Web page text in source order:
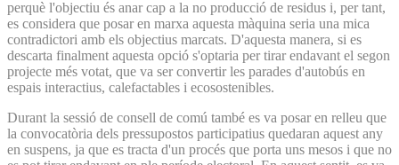
perquè l'objectiu és anar cap a la no producció de residus i, per tant,
es considera que posar en marxa aquesta màquina seria una mica
contradictori amb els objectius marcats. D'aquesta manera, si es
descarta finalment aquesta opció s'optaria per tirar endavant el segon
projecte més votat, que va ser convertir les parades d'autobús en
espais interactius, calefactables i ecosostenibles.
Durant la sessió de consell de comú també es va posar en relleu que
la convocatòria dels pressupostos participatius quedaran aquest any
en suspens, ja que es tracta d'un procés que porta uns mesos i que no